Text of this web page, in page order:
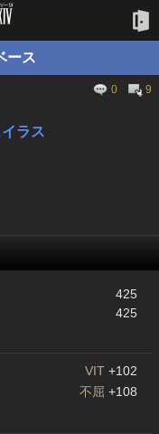
ース
0
9
ラス
425
425
VIT +102
不屈 +108